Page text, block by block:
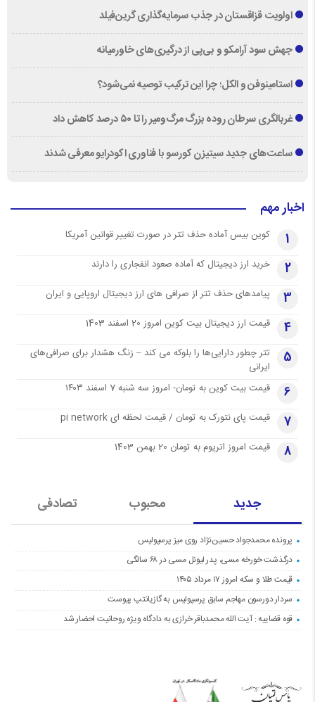
اولویت قزاقستان در جذب سرمایه‌گذاری گرین‌فیلد
جهش سود آرامکو و بی‌پی از درگیری‌های خاورمیانه
استامینوفن و الکل؛ چرا این ترکیب توصیه نمی‌شود؟
غربالگری سرطان روده بزرگ مرگ‌ومیر را تا ۵۰ درصد کاهش داد
ساعت‌های جدید سیتیزن کورسو با فناوری اکودرایو معرفی شدند
اخبار مهم
1 کوین بیس آماده حذف تتر در صورت تغییر قوانین آمریکا
2 خرید ارز دیجیتال که آماده صعود انفجاری را دارند
3 پیامدهای حذف تتر از صرافی های ارز دیجیتال اروپایی و ایران
4 قیمت ارز دیجیتال بیت کوین امروز 20 اسفند 1403
5
تتر چطور دارایی‌ها را بلوکه می کند – زنگ هشدار برای صرافی‌های
ایرانی
6 قیمت بیت کوین به تومان- امروز سه شنبه 7 اسفند ۱۴۰۳
7 قیمت پای نتورک به تومان / قیمت لحظه ای pi network
8 قیمت امروز اتریوم به تومان 20 بهمن 1403
جدید محبوب تصادفی
پرونده محمدجواد حسین‌نژاد روی میز پرسپولیس
درگذشت خورخه مسی، پدر لیونل مسی در ۶۸ سالگی
قیمت طلا و سکه امروز ۱۷ مرداد ۱۴۰۵
سردار دورسون مهاجم سابق پرسپولیس به گازیانتپ پیوست
قوه قضاییه : آیت الله محمدباقر خرازی به دادگاه ویژه روحانیت احضار شد